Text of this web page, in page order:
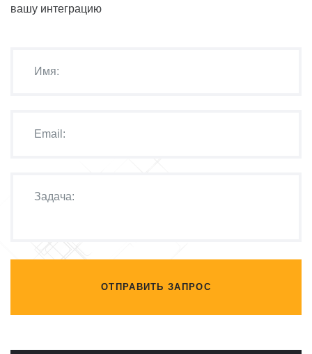
вашу интеграцию
ОТПРАВИТЬ ЗАПРОС